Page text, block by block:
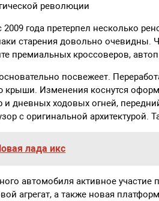
революции
года претерпел несколько
старения довольно очевидны.
премиальных кроссоверов,
основательно посвежеет.
Изменения коснутся
и дневных ходовых огней,
с оригинальной
лада икс
автомобиля активное
агрегат, а также новая